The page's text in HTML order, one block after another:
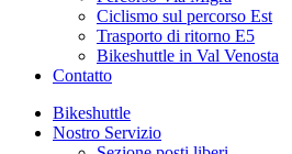
Ciclismo sul percorso Est
Trasporto di ritorno E5
Bikeshuttle in Val Venosta
Contatto
Bikeshuttle
Nostro Servizio